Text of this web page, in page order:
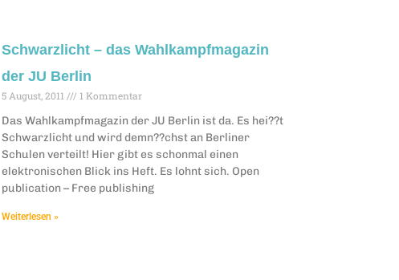
Schwarzlicht – das Wahlkampfmagazin
der JU Berlin
5 August, 2011 1 Kommentar
Das Wahlkampfmagazin der JU Berlin ist da. Es hei??t
Schwarzlicht und wird demn??chst an Berliner
Schulen verteilt! Hier gibt es schonmal einen
elektronischen Blick ins Heft. Es lohnt sich. Open
publication – Free publishing
Weiterlesen »